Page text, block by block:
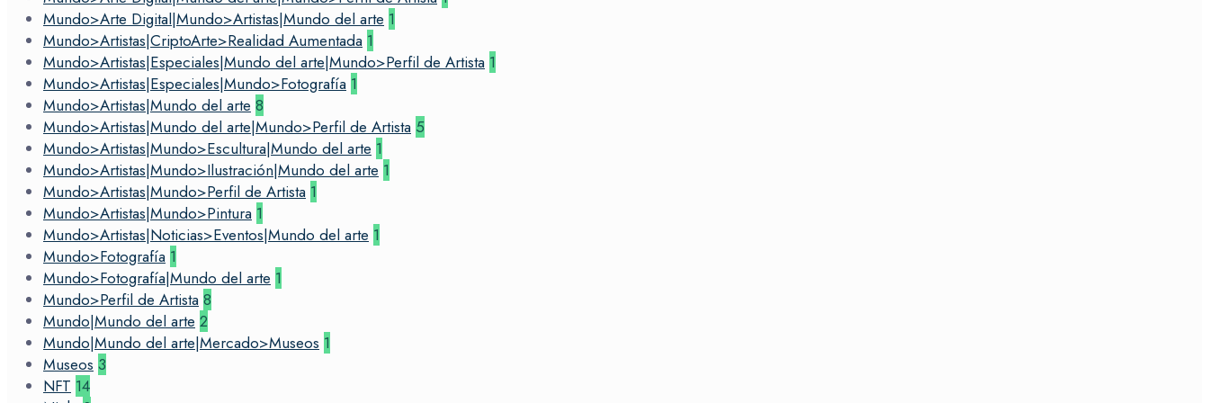
Mundo>Arte Digital|Mundo>Artistas|Mundo del arte 1
Mundo>Artistas|CriptoArte>Realidad Aumentada 1
Mundo>Artistas|Especiales|Mundo del arte|Mundo>Perfil de Artista 1
Mundo>Artistas|Especiales|Mundo>Fotografía 1
Mundo>Artistas|Mundo del arte 8
Mundo>Artistas|Mundo del arte|Mundo>Perfil de Artista 5
Mundo>Artistas|Mundo>Escultura|Mundo del arte 1
Mundo>Artistas|Mundo>Ilustración|Mundo del arte 1
Mundo>Artistas|Mundo>Perfil de Artista 1
Mundo>Artistas|Mundo>Pintura 1
Mundo>Artistas|Noticias>Eventos|Mundo del arte 1
Mundo>Fotografía 1
Mundo>Fotografía|Mundo del arte 1
Mundo>Perfil de Artista 8
Mundo|Mundo del arte 2
Mundo|Mundo del arte|Mercado>Museos 1
Museos 3
NFT 14